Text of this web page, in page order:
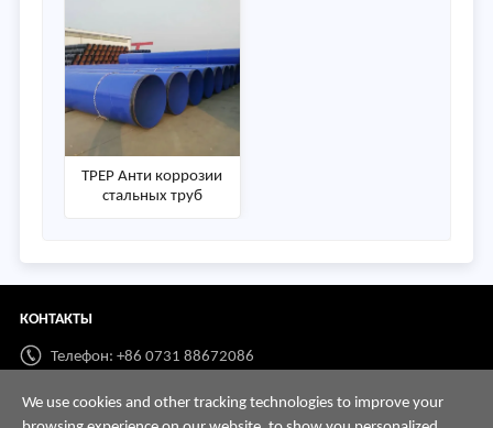
TPEP Анти коррозии
стальных труб
КОНТАКТЫ
Телефон: +86 0731 88672086
Whatsapp: +86 198 7313 7997
We use cookies and other tracking technologies to improve your